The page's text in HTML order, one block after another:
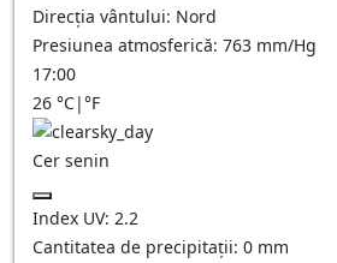
Direcția vântului: Nord
Presiunea atmosferică: 763 mm/Hg
17:00
26 °C|°F
Cer senin
Index UV: 2.2
Cantitatea de precipitații: 0 mm